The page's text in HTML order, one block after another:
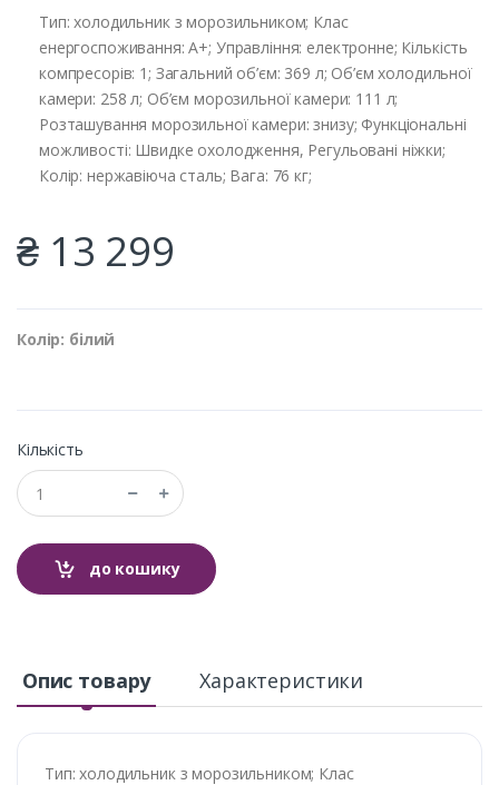
Тип: холодильник з морозильником; Клас
енергоспоживання: A+; Управління: електронне; Кількість
компресорів: 1; Загальний об’єм: 369 л; Об’єм холодильної
камери: 258 л; Об’єм морозильної камери: 111 л;
Розташування морозильної камери: знизу; Функціональні
можливості: Швидке охолодження, Регульовані ніжки;
Колір: нержавіюча сталь; Вага: 76 кг;
₴ 13 299
Колір: білий
Кількість
до кошику
Опис товару Характеристики
Тип: холодильник з морозильником; Клас